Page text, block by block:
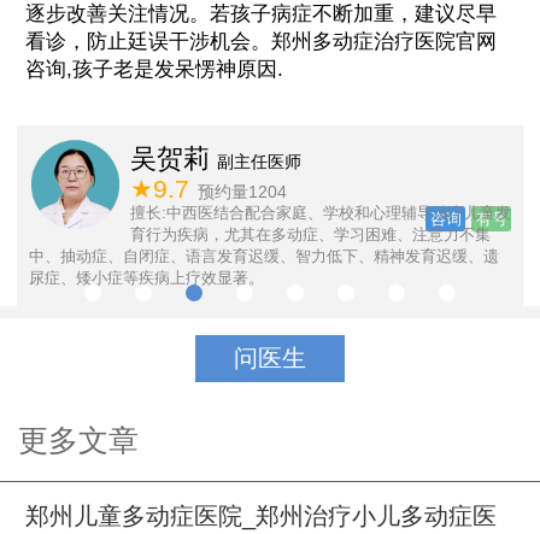
逐步改善关注情况。若孩子病症不断加重，建议尽早
看诊，防止廷误干涉机会。郑州多动症治疗医院官网
咨询,孩子老是发呆愣神原因.
吴贺莉 副主任医师
★9.7 预约量1204
擅长:中西医结合配合家庭、学校和心理辅导治疗儿童发
育行为疾病，尤其在多动症、学习困难、注意力不集
中、抽动症、自闭症、语言发育迟缓、智力低下、精神发育迟缓、遗
尿症、矮小症等疾病上疗效显著。
咨询 有号
问医生
更多文章
郑州儿童多动症医院_郑州治疗小儿多动症医